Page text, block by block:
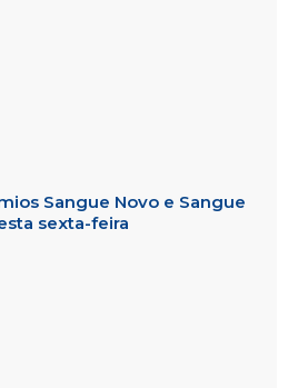
Sangue Novo e Sangue
sexta-feira